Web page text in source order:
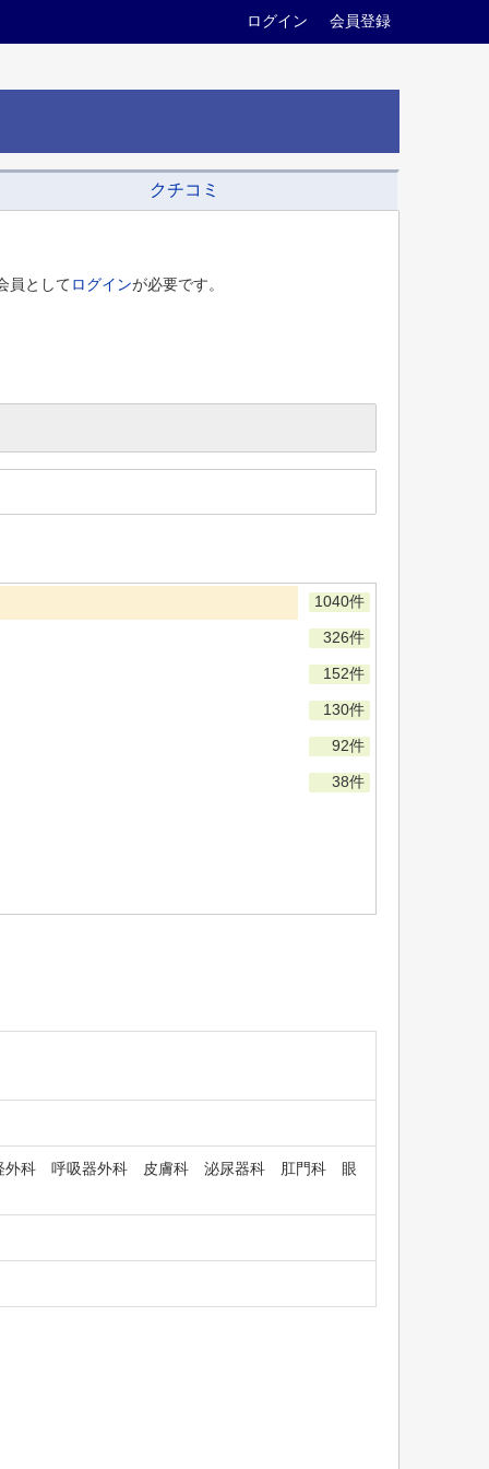
ログイン 会員登録
クチコミ
員としてログインが必要です。
1040件
326件
152件
130件
92件
38件
科 呼吸器外科 皮膚科 泌尿器科 肛門科 眼